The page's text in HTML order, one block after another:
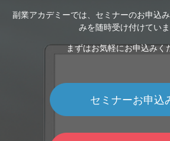
副業アカデミーでは、セミナーのお申込
みを随時受け付けていま
まずはお気軽にお申込みく
セミナーお申込